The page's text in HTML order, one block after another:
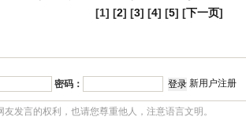
[1] [2] [3] [4] [5] [下一页]
密码： 新用户注册